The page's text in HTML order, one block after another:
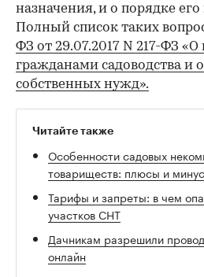
назначения, и о порядке
Полный список таких
ФЗ от 29.07.2017 N 217-ФЗ «О
гражданами садоводства и
собственных нужд».
Читайте также
Особенности садовых
товариществ: плюсы и
Тарифы и запреты: в чем
участков СНТ
Дачникам разрешили
онлайн